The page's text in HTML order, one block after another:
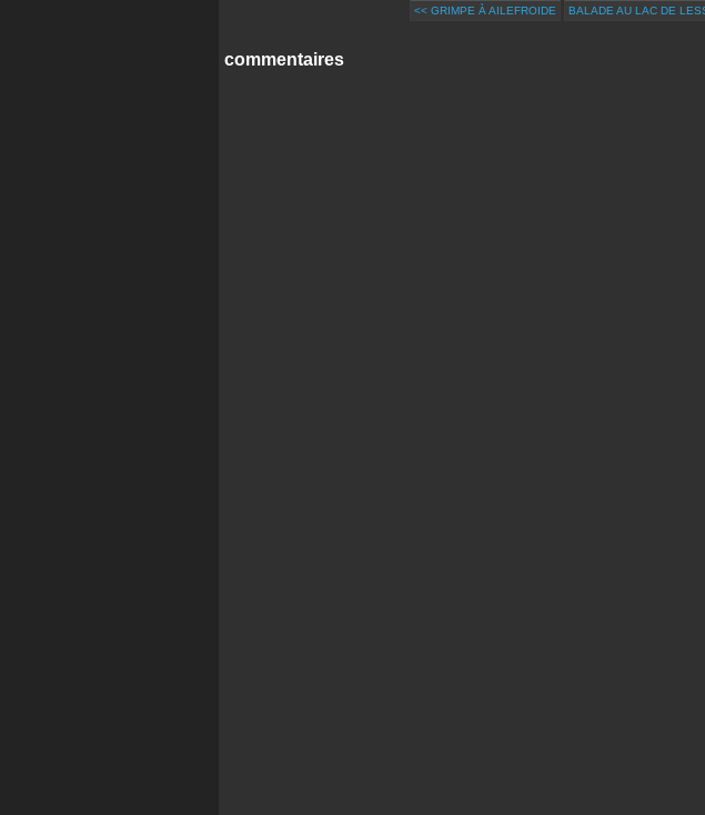
<< GRIMPE À AILEFROIDE BALADE AU LAC DE
commentaires